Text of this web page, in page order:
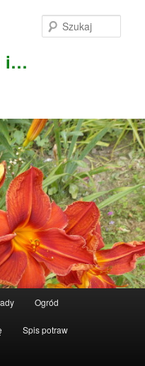
i…
Ogród
Spis potraw